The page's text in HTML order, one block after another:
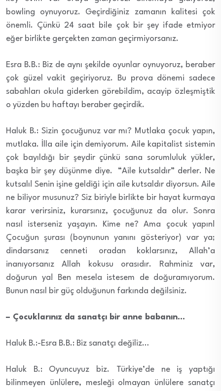
bowling oynuyoruz. Geçirdiğiniz zamanın kalitesi çok
önemli. Çünkü 24 saat bile çok bir şey ifade etmiyor
eğer birlikte gerçekten zaman geçirmiyorsanız.
Esra B.B.: Biz de aynı şekilde oyunlar oynuyoruz, beraber
çok güzel vakit geçiriyoruz. Bu prova dönemi sadece
sabahları okula giderken görebildim, acayip özleşmiştik
o yüzden bu haftayı beraber geçirdik.
Haluk B.: Sizin çocuğunuz var mı? Mutlaka çocuk yapın,
mutlaka. İlla aile için demiyorum. Aile kapitalist sistemin
çok bayıldığı bir şeydir çünkü sana sorumluluk yükler,
başka bir şey düşünme diye. “Aile kutsaldır” derler. Ne
kutsalı! Senin işine geldiği için aile kutsaldır diyorsun. Aile
ne biliyor musunuz? Siz biriyle birlikte bir hayat kurmaya
karar verirsiniz, kurarsınız, çocuğunuz da olur. Sonra
nasıl isterseniz yaşayın. Kime ne? Ama çocuk yapın!
Çocuğun şurası (boynunun yanını gösteriyor) var ya;
dindarsanız cenneti oradan koklarsınız, Allah’a
inanıyorsanız Allah kokusu orasıdır. Rahminiz var,
doğurun ya! Ben mesela istesem de doğuramıyorum.
Bunun nasıl bir güç olduğunun farkında değilsiniz.
– Çocuklarınız da sanatçı bir anne babanın…
Haluk B.:-Esra B.B.: Biz sanatçı değiliz…
Haluk B.: Oyuncuyuz biz. Türkiye’de ne iş yaptığı
bilinmeyen ünlülere, mesleği olmayan ünlülere sanatçı